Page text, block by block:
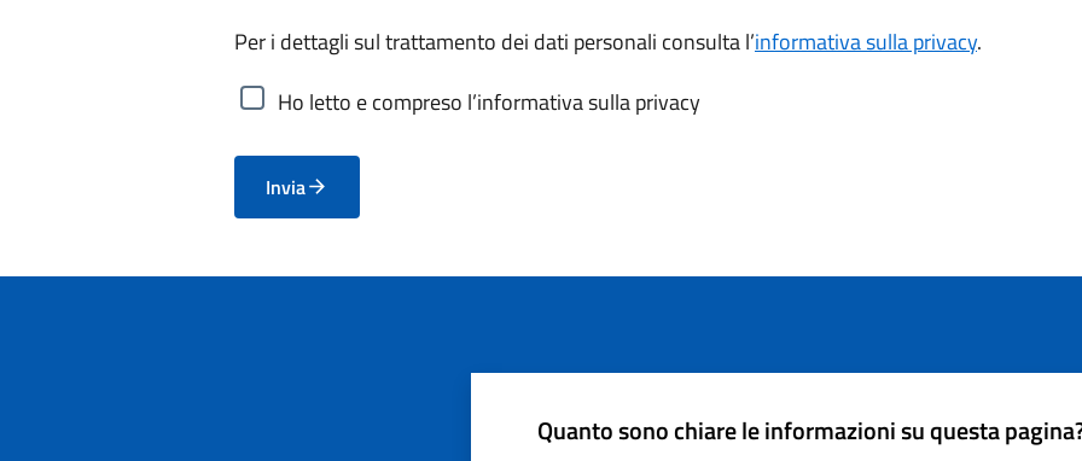
Per i dettagli sul trattamento dei dati personali consulta l’informativa sulla privacy.
Ho letto e compreso l’informativa sulla privacy
Invia
Quanto sono chiare le informazioni su questa